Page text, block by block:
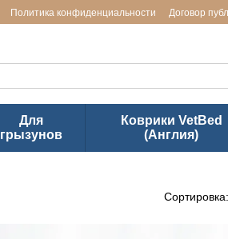
Политика конфиденциальности Договор
Для
грызунов
Коврики VetBed
(Англия)
Сортировка: